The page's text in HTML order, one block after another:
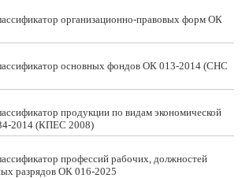
организационно-правовых форм ОК
основных фондов ОК 013-2014 (СНС
продукции по видам экономической
2014 (КПЕС 2008)
профессий рабочих, должностей
разрядов ОК 016-2025